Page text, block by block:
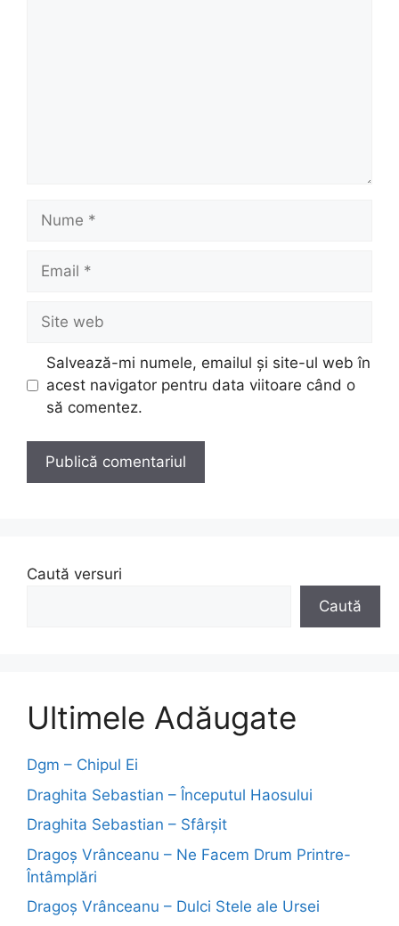
web
Salvează-mi numele, emailul și site-ul web în
acest navigator pentru data viitoare când o
să comentez.
Caută versuri
Caută
Ultimele Adăugate
Dgm – Chipul Ei
Draghita Sebastian – Începutul Haosului
Draghita Sebastian – Sfârșit
Dragoş Vrânceanu – Ne Facem Drum Printre-
Întâmplări
Dragoş Vrânceanu – Dulci Stele ale Ursei